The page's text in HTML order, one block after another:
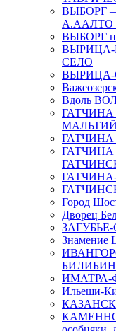
ВЫБОРГ —
А.ААЛТО
ВЫБОРГ
ВЫРИЦА-
СЕЛО
ВЫРИЦА-
Вдоль
ГАТЧИНА
Город
Дворец
Знамение
ИМАТРА-
Ильеши-